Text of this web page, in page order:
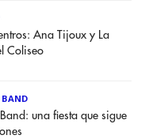
Ana Tijoux y La
Coliseo
BAND
una fiesta que sigue